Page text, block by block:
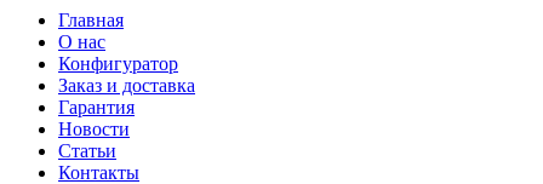
Главная
О нас
Конфигуратор
Заказ и доставка
Гарантия
Новости
Статьи
Контакты